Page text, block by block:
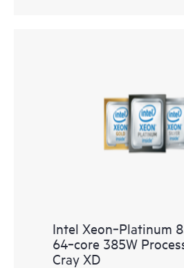
Intel Xeon‑Platinum
64‑core 385W
Cray XD